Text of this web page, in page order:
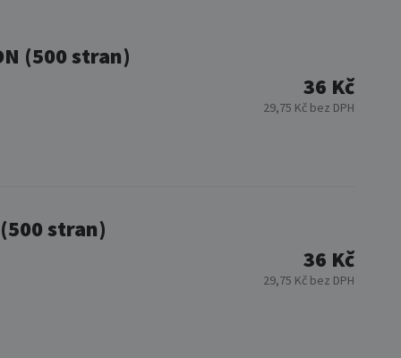
(500 stran)
36 Kč
29,75 Kč bez DPH
stran)
36 Kč
29,75 Kč bez DPH